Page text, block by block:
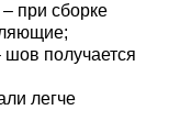
при сборке
шов получается
легче